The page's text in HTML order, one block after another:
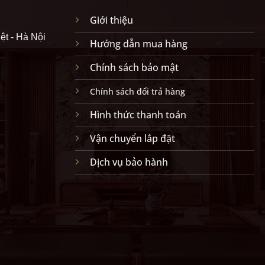
- Hà Nội
Giới thiệu
Hướng dẫn mua hàng
Chính sách bảo mật
Chính sách đổi trả hàng
Hình thức thanh toán
Vận chuyển lắp đặt
Dịch vụ bảo hành